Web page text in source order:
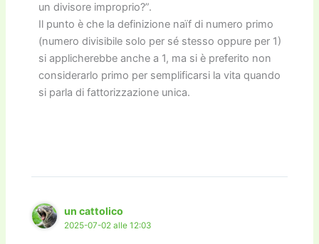
un divisore improprio?”.
Il punto è che la definizione naïf di numero primo
(numero divisibile solo per sé stesso oppure per 1)
si applicherebbe anche a 1, ma si è preferito non
considerarlo primo per semplificarsi la vita quando
si parla di fattorizzazione unica.
un cattolico
2025-07-02 alle 12:03